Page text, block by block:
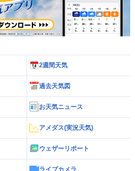
2週間天気
過去天気図
お天気ニュース
アメダス(実況天気)
ウェザーリポート
ライブカメラ